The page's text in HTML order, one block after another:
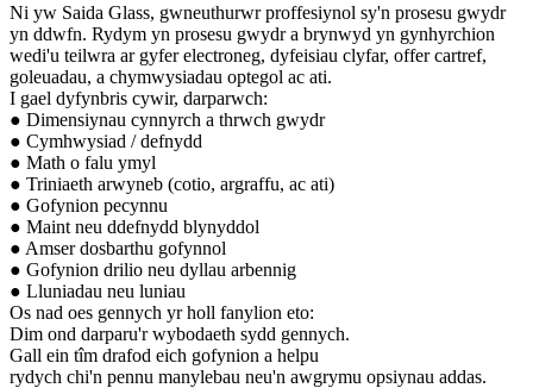
Ni yw Saida Glass, gwneuthurwr proffesiynol sy'n prosesu gwydr
yn ddwfn. Rydym yn prosesu gwydr a brynwyd yn gynhyrchion
wedi'u teilwra ar gyfer electroneg, dyfeisiau clyfar, offer cartref,
goleuadau, a chymwysiadau optegol ac ati.
I gael dyfynbris cywir, darparwch:
● Dimensiynau cynnyrch a thrwch gwydr
● Cymhwysiad / defnydd
● Math o falu ymyl
● Triniaeth arwyneb (cotio, argraffu, ac ati)
● Gofynion pecynnu
● Maint neu ddefnydd blynyddol
● Amser dosbarthu gofynnol
● Gofynion drilio neu dyllau arbennig
● Lluniadau neu luniau
Os nad oes gennych yr holl fanylion eto:
Dim ond darparu'r wybodaeth sydd gennych.
Gall ein tîm drafod eich gofynion a helpu
rydych chi'n pennu manylebau neu'n awgrymu opsiynau addas.